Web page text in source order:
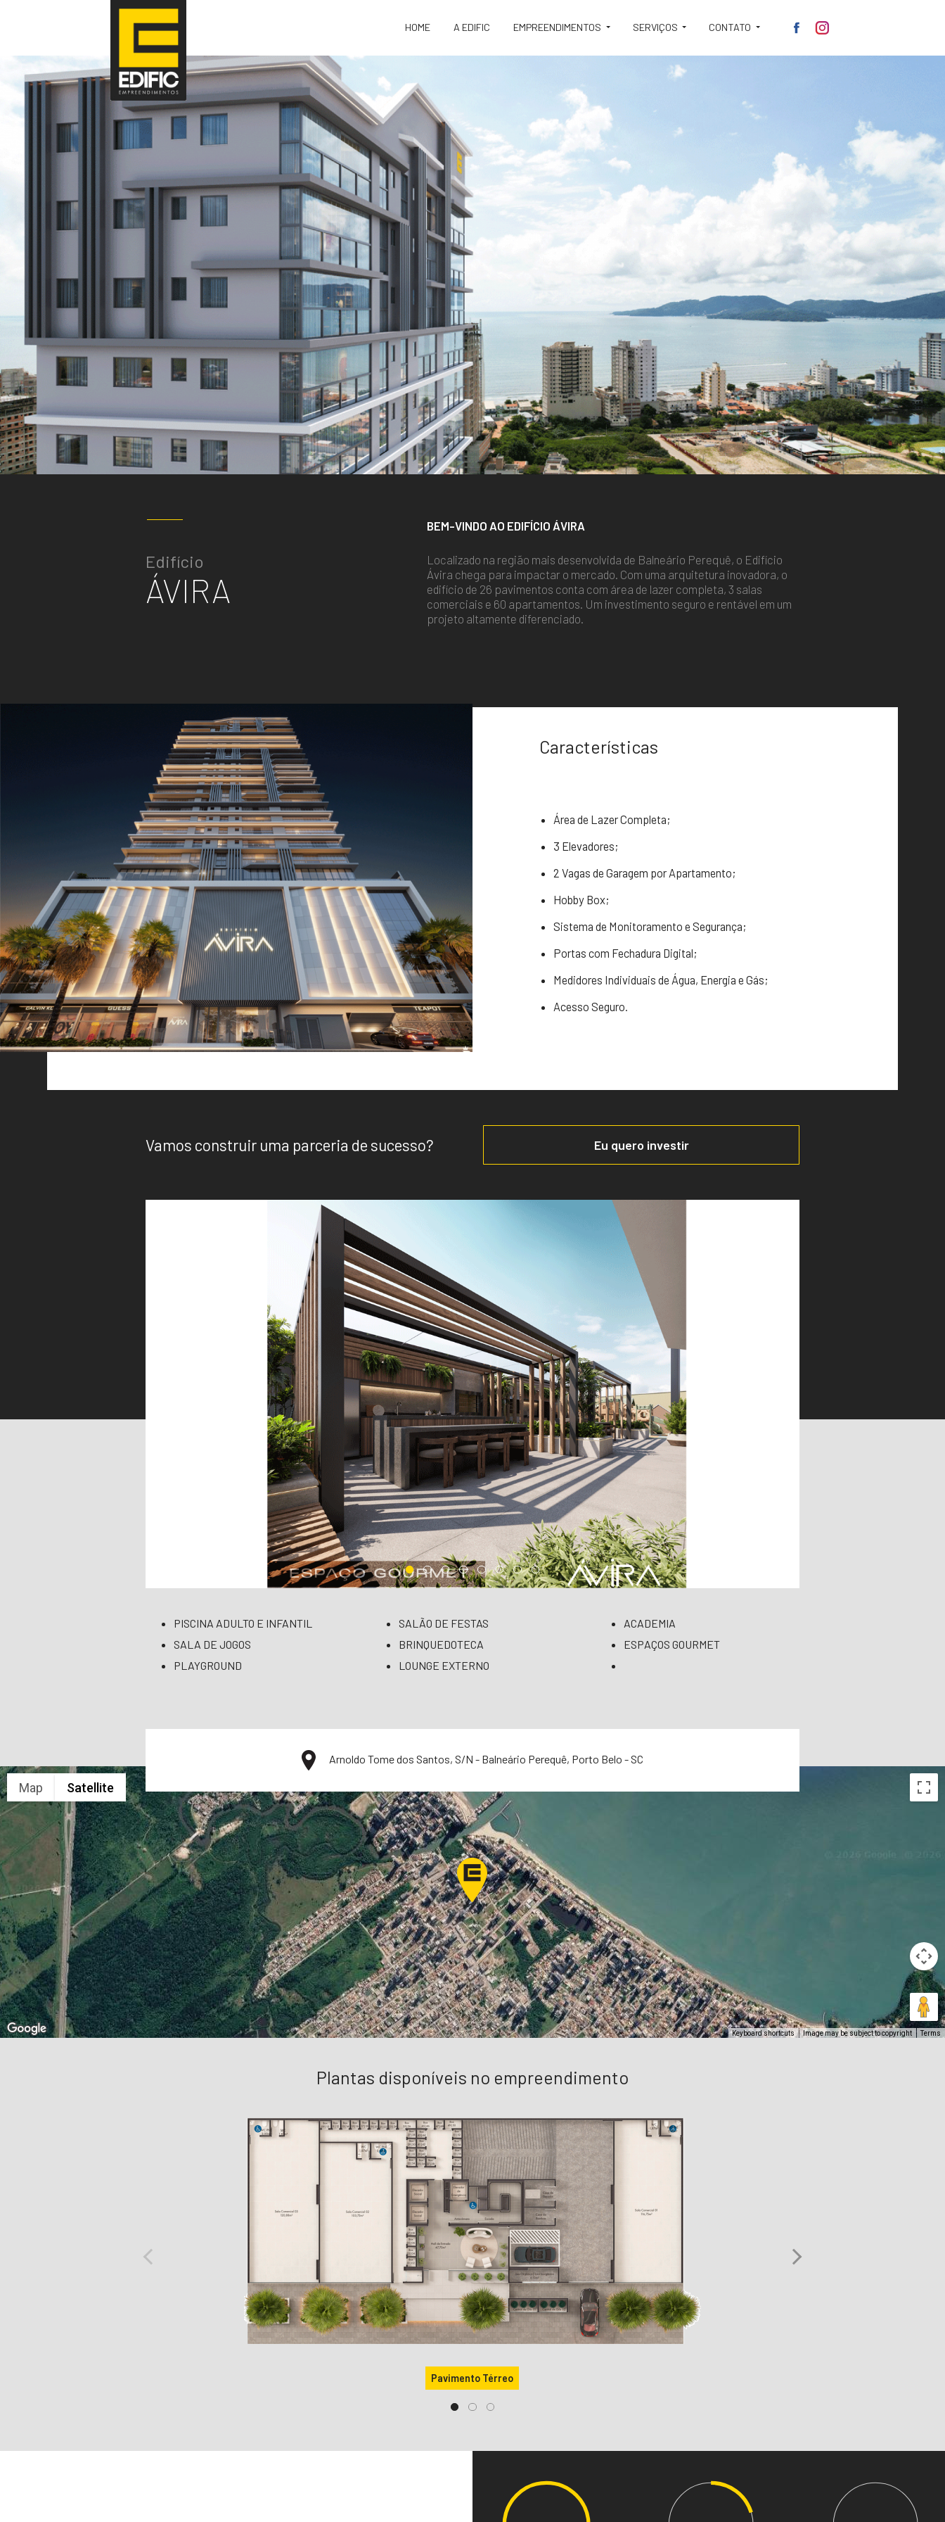
HOME A EDIFIC EMPREENDIMENTOS SERVIÇOS CONTATO
Edifício
ÁVIRA
BEM-VINDO AO EDIFÍCIO ÁVIRA
Localizado na região mais desenvolvida de Balneário Perequê, o Edifício
Ávira chega para impactar o mercado. Com uma arquitetura inovadora, o
edifício de 26 pavimentos conta com área de lazer completa, 3 salas
comerciais e 60 apartamentos. Um investimento seguro e rentável em um
projeto altamente diferenciado.
Características
Área de Lazer Completa;
3 Elevadores;
2 Vagas de Garagem por Apartamento;
Hobby Box;
Sistema de Monitoramento e Segurança;
Portas com Fechadura Digital;
Medidores Individuais de Água, Energia e Gás;
Acesso Seguro.
Vamos construir uma parceria de sucesso? Eu quero investir
PISCINA ADULTO E INFANTIL
SALA DE JOGOS
PLAYGROUND
SALÃO DE FESTAS
BRINQUEDOTECA
LOUNGE EXTERNO
ACADEMIA
ESPAÇOS GOURMET
Arnoldo Tome dos Santos, S/N - Balneário Perequê, Porto Belo - SC
Map Satellite
Keyboard shortcuts Image may be subject to copyright Terms
Plantas disponíveis no empreendimento
Pavimento Térreo